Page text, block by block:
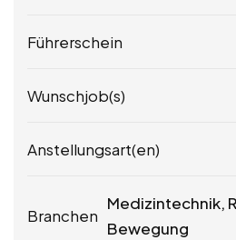
Führerschein
Wunschjob(s)
Anstellungsart(en)
Branchen
Medizintechnik,
Bewegung